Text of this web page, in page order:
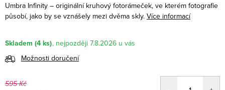
Umbra Infinity – originální kruhový fotorámeček, ve kterém fotografie
působí, jako by se vznášely mezi dvěma skly. Více informací
Skladem (4 ks)
7.8.2026
Možnosti doručení
595 Kč